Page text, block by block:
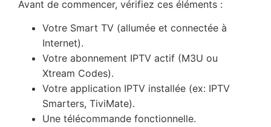
Avant de commencer, vérifiez ces éléments :
Votre Smart TV (allumée et connectée à
Internet).
Votre abonnement IPTV actif (M3U ou
Xtream Codes).
Votre application IPTV installée (ex: IPTV
Smarters, TiviMate).
Une télécommande fonctionnelle.